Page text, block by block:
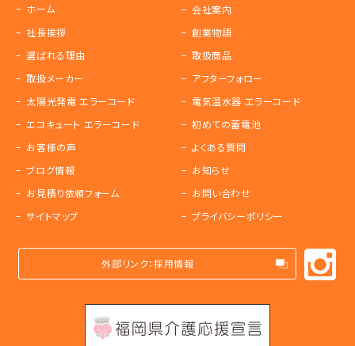
ホーム
会社案内
社長挨拶
創業物語
選ばれる理由
取扱商品
取扱メーカー
アフターフォロー
太陽光発電 エラーコード
電気温水器 エラーコード
エコキュート エラーコード
初めての蓄電池
お客様の声
よくある質問
ブログ情報
お知らせ
お見積り依頼フォーム
お問い合わせ
サイトマップ
プライバシーポリシー
外部リンク：採用情報